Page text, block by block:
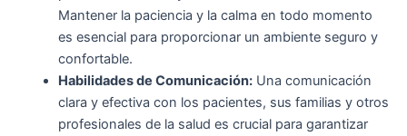
Mantener la paciencia y la calma en todo momento
es esencial para proporcionar un ambiente seguro y
confortable.
Habilidades de Comunicación:Una comunicación
clara y efectiva con los pacientes, sus familias y otros
profesionales de la salud es crucial para garantizar